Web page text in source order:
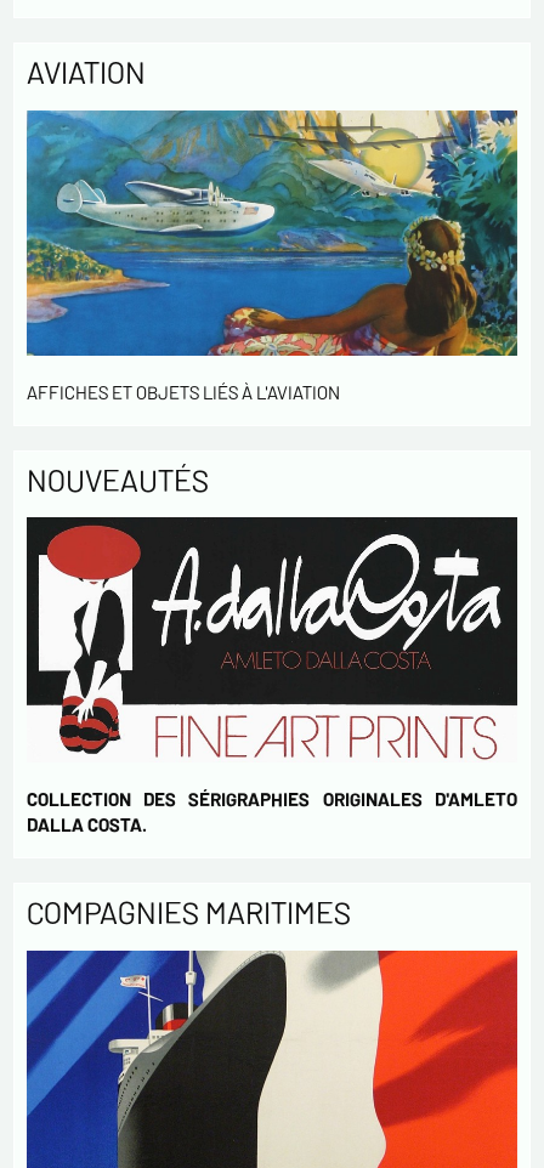
informatique et libertés », vous pouvez exercer votre droit
d'accès aux données vous concernant et les faire rectifier en
nous contactant. Nous vous informons de l’existence de la
liste d'opposition au démarchage téléphonique « Bloctel »,
sur laquelle vous pouvez vous inscrire ici :
https://conso.bloctel.fr/
En cochant cette case, j'accepte que les
informations saisies dans ce formulaire soient
utilisées pour me contacter dans le cadre de cet
échange commercial.
En cochant cette case, j'accepte de recevoir des
votre activités.
AVIATION
AFFICHES ET OBJETS LIÉS À L'AVIATION
NOUVEAUTÉS
COLLECTION DES SÉRIGRAPHIES ORIGINALES D'AMLETO
DALLA COSTA.
COMPAGNIES MARITIMES